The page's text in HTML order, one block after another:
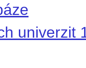
univerzit